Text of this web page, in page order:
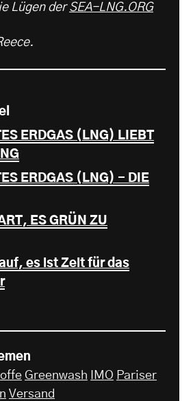
Lügen derSEA-LNG.ORG
ERDGAS (LNG) LIEBT
ERDGAS (LNG) - DIE
ES GRÜN ZU
es ist Zeit für das
Greenwash IMO Pariser
Versand